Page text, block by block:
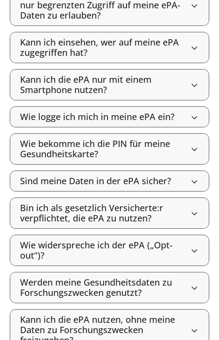
nur begrenzten Zugriff auf meine ePA-
Daten zu erlauben?
Kann ich einsehen, wer auf meine ePA
zugegriffen hat?
Kann ich die ePA nur mit einem
Smartphone nutzen?
Wie logge ich mich in meine ePA ein?
Wie bekomme ich die PIN für meine
Gesundheitskarte?
Sind meine Daten in der ePA sicher?
Bin ich als gesetzlich Versicherte:r
verpflichtet, die ePA zu nutzen?
Wie widerspreche ich der ePA („Opt-
out“)?
Werden meine Gesundheitsdaten zu
Forschungszwecken genutzt?
Kann ich die ePA nutzen, ohne meine
Daten zu Forschungszwecken